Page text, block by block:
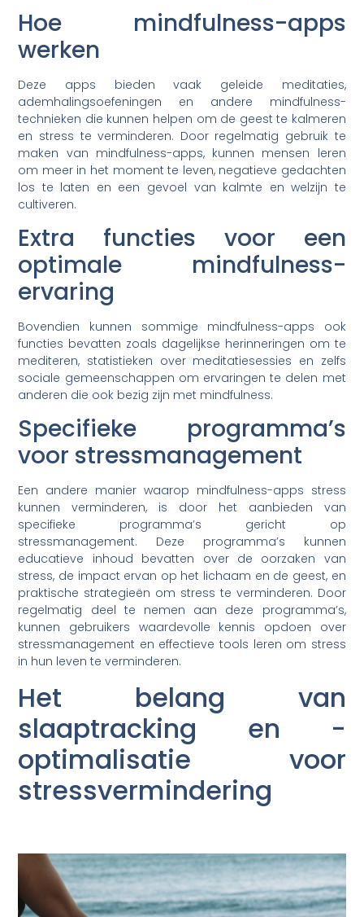
Hoe mindfulness-apps
werken
Deze apps bieden vaak geleide meditaties,
ademhalingsoefeningen en andere mindfulness-
technieken die kunnen helpen om de geest te kalmeren
en stress te verminderen. Door regelmatig gebruik te
maken van mindfulness-apps, kunnen mensen leren
om meer in het moment te leven, negatieve gedachten
los te laten en een gevoel van kalmte en welzijn te
cultiveren.
Extra functies voor een
optimale mindfulness-
ervaring
Bovendien kunnen sommige mindfulness-apps ook
functies bevatten zoals dagelijkse herinneringen om te
mediteren, statistieken over meditatiesessies en zelfs
sociale gemeenschappen om ervaringen te delen met
anderen die ook bezig zijn met mindfulness.
Specifieke programma’s
voor stressmanagement
Een andere manier waarop mindfulness-apps stress
kunnen verminderen, is door het aanbieden van
specifieke programma’s gericht op
stressmanagement. Deze programma’s kunnen
educatieve inhoud bevatten over de oorzaken van
stress, de impact ervan op het lichaam en de geest, en
praktische strategieën om stress te verminderen. Door
regelmatig deel te nemen aan deze programma’s,
kunnen gebruikers waardevolle kennis opdoen over
stressmanagement en effectieve tools leren om stress
in hun leven te verminderen.
Het belang van
slaaptracking en -
optimalisatie voor
stressvermindering